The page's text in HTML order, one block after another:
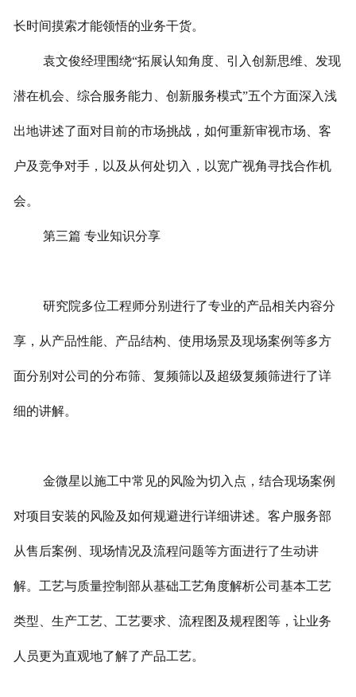
长时间摸索才能领悟的业务干货。
袁文俊经理围绕“拓展认知角度、引入创新思维、发现
潜在机会、综合服务能力、创新服务模式”五个方面深入浅
出地讲述了面对目前的市场挑战，如何重新审视市场、客
户及竞争对手，以及从何处切入，以宽广视角寻找合作机
会。
第三篇 专业知识分享
研究院多位工程师分别进行了专业的产品相关内容分
享，从产品性能、产品结构、使用场景及现场案例等多方
面分别对公司的分布筛、复频筛以及超级复频筛进行了详
细的讲解。
金微星以施工中常见的风险为切入点，结合现场案例
对项目安装的风险及如何规避进行详细讲述。客户服务部
从售后案例、现场情况及流程问题等方面进行了生动讲
解。工艺与质量控制部从基础工艺角度解析公司基本工艺
类型、生产工艺、工艺要求、流程图及规程图等，让业务
人员更为直观地了解了产品工艺。